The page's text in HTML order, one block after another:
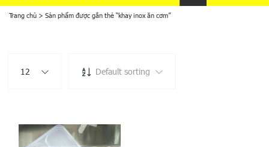
Trang chủ > Sản phẩm được gắn thẻ “khay inox ăn cơm”
12 Default sorting